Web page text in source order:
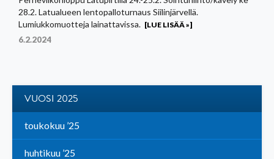
28.2. Latualueen lentopalloturnaus Siilinjärvellä.
Lumiukkomuotteja lainattavissa. [LUE LISÄÄ »]
6.2.2024
VUOSI 2025
toukokuu ’25
huhtikuu ’25